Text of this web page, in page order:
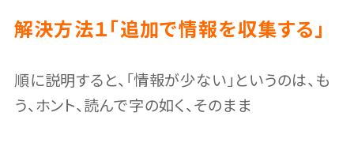
解決方法１「追加で情報を収集する」
順に説明すると、「情報が少ない」というのは、も
う、ホント、読んで字の如く、そのまま